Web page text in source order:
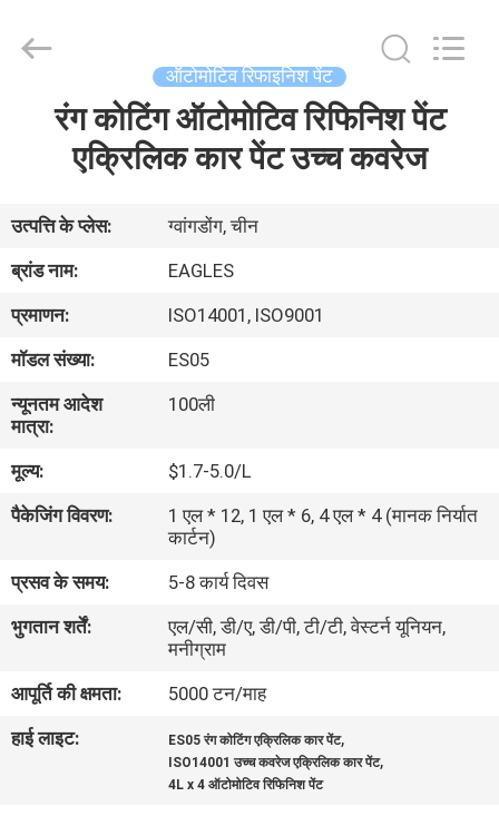
हमारे
बारे
कारखाना
गुणवत्ता
नियंत्रण
संपर्क
करें
समाचार
Co.,Ltd..
ऑटोमोटिव रिफाइनिश पेंट
रंग कोटिंग ऑटोमोटिव रिफिनिश पेंट
एक्रिलिक कार पेंट उच्च कवरेज
उत्पत्ति के प्लेस:
ग्वांगडोंग, चीन
ब्रांड नाम:
EAGLES
प्रमाणन:
ISO14001, ISO9001
मॉडल संख्या:
ES05
न्यूनतम आदेश
मात्रा:
100ली
मूल्य:
$1.7-5.0/L
पैकेजिंग विवरण:
1 एल * 12, 1 एल * 6, 4 एल * 4 (मानक निर्यात
कार्टन)
प्रसव के समय:
5-8 कार्य दिवस
भुगतान शर्तें:
एल/सी, डी/ए, डी/पी, टी/टी, वेस्टर्न यूनियन,
मनीग्राम
आपूर्ति की क्षमता:
5000 टन/माह
हाई लाइट:
ES05 रंग कोटिंग एक्रिलिक कार पेंट,
ISO14001 उच्च कवरेज एक्रिलिक कार पेंट,
4L x 4 ऑटोमोटिव रिफिनिश पेंट